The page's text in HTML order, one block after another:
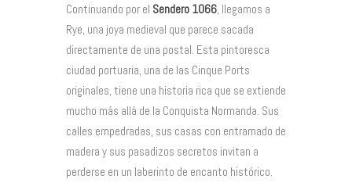
Continuando por el Sendero 1066, llegamos a
Rye, una joya medieval que parece sacada
directamente de una postal. Esta pintoresca
ciudad portuaria, una de las Cinque Ports
originales, tiene una historia rica que se extiende
mucho más allá de la Conquista Normanda. Sus
calles empedradas, sus casas con entramado de
madera y sus pasadizos secretos invitan a
perderse en un laberinto de encanto histórico.